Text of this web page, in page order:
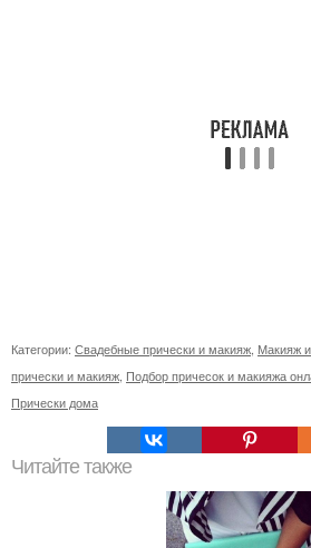
Категории: Свадебные прически и макияж Макияж
прически и макияж Подбор причесок и макияжа
Прически дома
Читайте также